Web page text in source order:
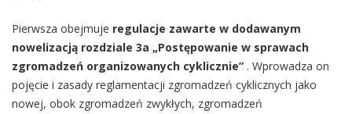
Pierwsza obejmuje regulacje zawarte w dodawanym
nowelizacją rozdziale 3a „Postępowanie w sprawach
zgromadzeń organizowanych cyklicznie” . Wprowadza on
pojęcie i zasady reglamentacji zgromadzeń cyklicznych jako
nowej, obok zgromadzeń zwykłych, zgromadzeń